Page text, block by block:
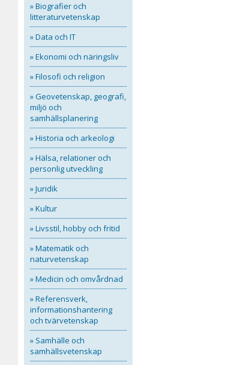
» Biografier och
litteraturvetenskap
» Data och IT
» Ekonomi och näringsliv
» Filosofi och religion
» Geovetenskap, geografi,
miljö och
samhällsplanering
» Historia och arkeologi
» Hälsa, relationer och
personlig utveckling
» Juridik
» Kultur
» Livsstil, hobby och fritid
» Matematik och
naturvetenskap
» Medicin och omvårdnad
» Referensverk,
informationshantering
och tvärvetenskap
» Samhälle och
samhällsvetenskap